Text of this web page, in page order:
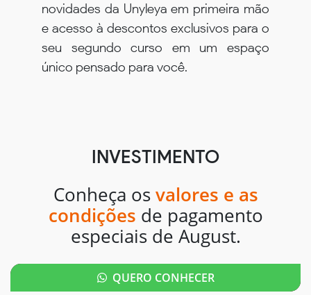
novidades da Unyleya em primeira mão
e acesso à descontos exclusivos para o
seu segundo curso em um espaço
único pensado para você.
INVESTIMENTO
Conheça os valores e as
condições de pagamento
especiais de August.
QUERO CONHECER